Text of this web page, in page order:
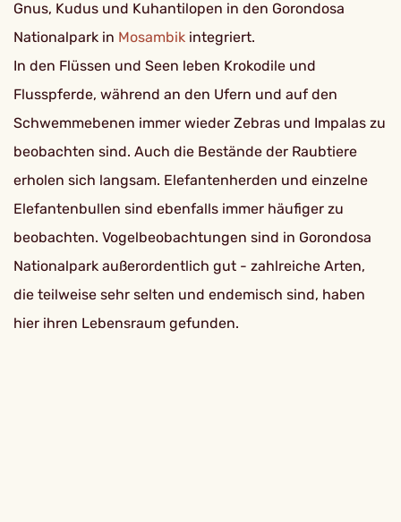
Gnus, Kudus und Kuhantilopen in den Gorondosa
Nationalpark in Mosambik integriert.
In den Flüssen und Seen leben Krokodile und
Flusspferde, während an den Ufern und auf den
Schwemmebenen immer wieder Zebras und Impalas zu
beobachten sind. Auch die Bestände der Raubtiere
erholen sich langsam. Elefantenherden und einzelne
Elefantenbullen sind ebenfalls immer häufiger zu
beobachten. Vogelbeobachtungen sind in Gorondosa
Nationalpark außerordentlich gut - zahlreiche Arten,
die teilweise sehr selten und endemisch sind, haben
hier ihren Lebensraum gefunden.